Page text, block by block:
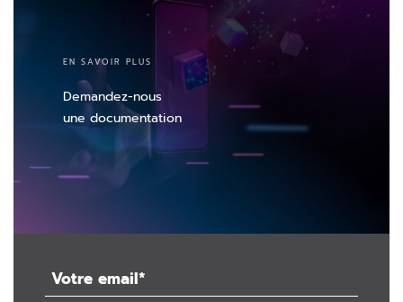
EN SAVOIR PLUS
Demandez-nous
une documentation